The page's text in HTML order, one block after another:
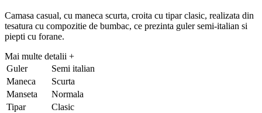
Camasa casual, cu maneca scurta, croita cu tipar clasic, realizata din
tesatura cu compozitie de bumbac, ce prezinta guler semi-italian si
piepti cu forane.
Mai multe detalii +
Guler
Semi italian
Maneca
Scurta
Manseta
Normala
Tipar
Clasic